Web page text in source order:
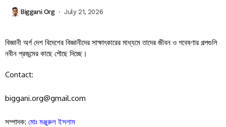
Biggani Org July 21, 2026
বিজ্ঞানী অর্গ দেশ বিদেশের বিজ্ঞানীদের সাক্ষাৎকারের মাধ্যমে তাদের জীবন ও গবেষণার গল্পগুলি
নবীন প্রজন্মের কাছে পৌছে দিচ্ছে।
Contact:
biggani.org@gmail.com
সম্পাদক: মোঃ মঞ্জুরুল ইসলাম